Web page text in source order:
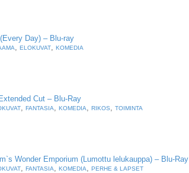
Day) – Blu-ray
, ELOKUVAT, KOMEDIA
Cut – Blu-Ray
, FANTASIA, KOMEDIA, RIKOS, TOIMINTA
Wonder Emporium (Lumottu lelukauppa) – Blu-Ray
, FANTASIA, KOMEDIA, PERHE & LAPSET